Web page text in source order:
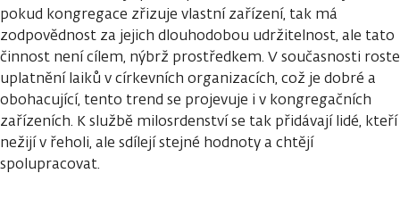
pokud kongregace zřizuje vlastní zařízení, tak má
zodpovědnost za jejich dlouhodobou udržitelnost, ale tato
činnost není cílem, nýbrž prostředkem. V současnosti roste
uplatnění laiků v církevních organizacích, což je dobré a
obohacující, tento trend se projevuje i v kongregačních
zařízeních. K službě milosrdenství se tak přidávají lidé, kteří
nežijí v řeholi, ale sdílejí stejné hodnoty a chtějí
spolupracovat.